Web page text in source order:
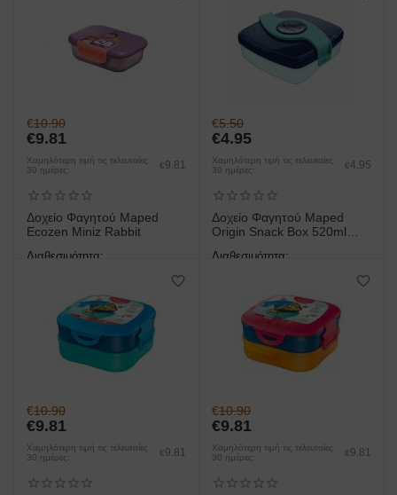
€10.90
€9.81
Χαμηλότερη τιμή τις τελευταίες
30 ημέρες:
€ 9.81
Δοχείο Φαγητού Maped
Ecozen Miniz Rabbit
Διαθεσιμότητα:
€5.50
€4.95
Χαμηλότερη τιμή τις τελευταίες
30 ημέρες:
€ 4.95
Δοχείο Φαγητού Maped
Origin Snack Box 520ml
Διαθεσιμότητα:
€10.90
€9.81
Χαμηλότερη τιμή τις τελευταίες
30 ημέρες:
€ 9.81
€10.90
€9.81
Χαμηλότερη τιμή τις τελευταίες
30 ημέρες:
€ 9.81